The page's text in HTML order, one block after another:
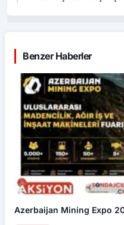
Benzer Haberler
Azerbaijan Mining Expo